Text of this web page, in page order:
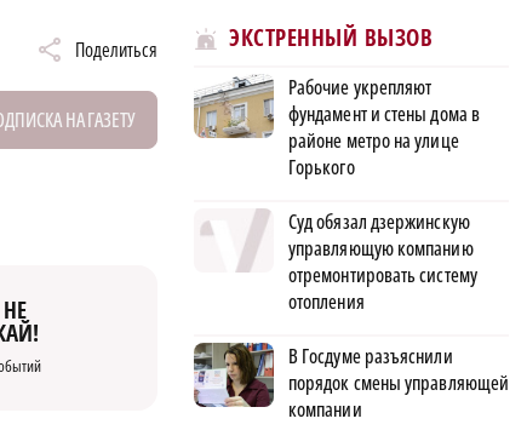
Поделиться
НА ГАЗЕТУ
ЭКСТРЕННЫЙ ВЫЗОВ
Рабочие укрепляют
фундамент и стены дома в
районе метро на улице
Горького
Суд обязал дзержинскую
управляющую компанию
отремонтировать систему
отопления
В Госдуме разъяснили
порядок смены управляющей
компании